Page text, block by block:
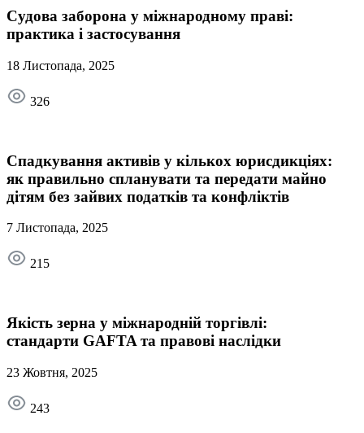
Судова заборона у міжнародному праві:
практика і застосування
18 Листопада, 2025
326
Спадкування активів у кількох юрисдикціях:
як правильно спланувати та передати майно
дітям без зайвих податків та конфліктів
7 Листопада, 2025
215
Якість зерна у міжнародній торгівлі:
стандарти GAFTA та правові наслідки
23 Жовтня, 2025
243